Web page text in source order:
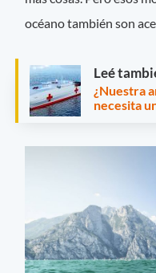
océano también son
Leé
¿Nuestra
necesita